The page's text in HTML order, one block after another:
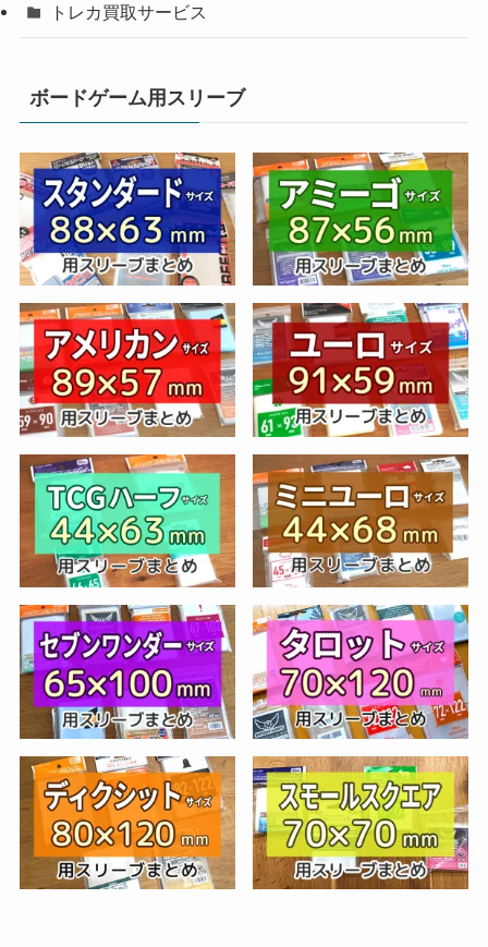
トレカ買取サービス
ボードゲーム用スリーブ